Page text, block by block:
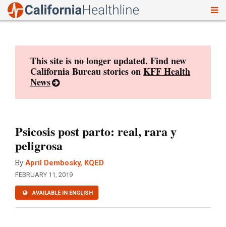
This site is no longer updated. Find new
California Bureau stories onKFF Health
News
Psicosis post parto: real, rara y
peligrosa
By April Dembosky, KQED
FEBRUARY 11, 2019
AVAILABLE IN ENGLISH